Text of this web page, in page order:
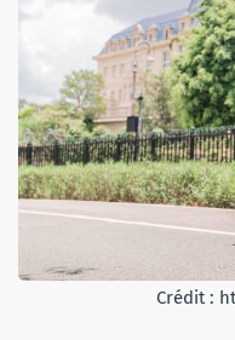
Crédit :